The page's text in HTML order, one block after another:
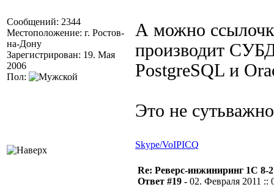
Сообщений: 2344
Местоположение: г. Ростов-
на-Дону
Зарегистрирован: 19. Мая
2006
Пол:
А можно
производит
PostgreSQL и
Это не
Skype/VoIPICQ
Re: Реверс-инжиниринг 1С 8-2
Ответ #19 - 02. Февраля 2011 ::